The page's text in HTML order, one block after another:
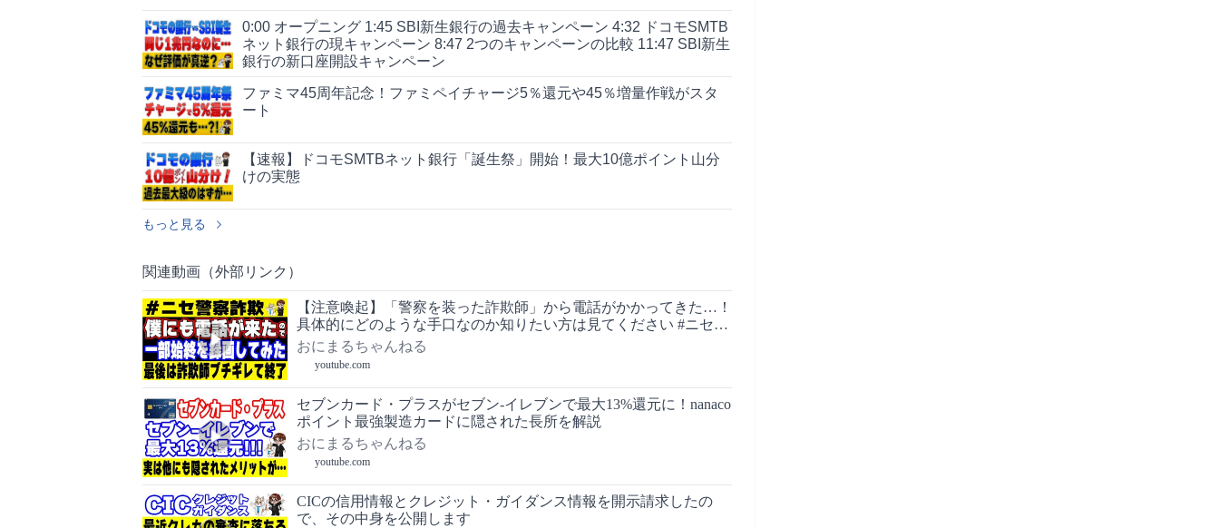
0:00 オープニング 1:45 SBI新生銀行の過去キャンペーン 4:32 ドコモSMTB
ネット銀行の現キャンペーン 8:47 2つのキャンペーンの比較 11:47 SBI新生
銀行の新口座開設キャンペーン
ファミマ45周年記念！ファミペイチャージ5％還元や45％増量作戦がスタ
ート
【速報】ドコモSMTBネット銀行「誕生祭」開始！最大10億ポイント山分
けの実態
もっと見る
関連動画（外部リンク）
【注意喚起】「警察を装った詐欺師」から電話がかかってきた…！
具体的にどのような手口なのか知りたい方は見てください #ニセ警
察詐欺
おにまるちゃんねる
youtube.com
セブンカード・プラスがセブン-イレブンで最大13%還元に！nanaco
ポイント最強製造カードに隠された長所を解説
おにまるちゃんねる
youtube.com
CICの信用情報とクレジット・ガイダンス情報を開示請求したの
で、その中身を公開します